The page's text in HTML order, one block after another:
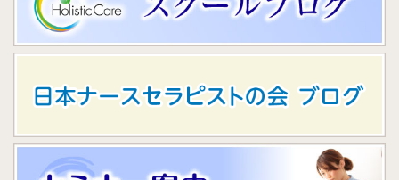
自分の力が引き出せるように思える
アロマテラピートリートメントの初回の施術は、初対面と
いうこともあり、トリートメント中は身体も心の両面で緊
張が抜けきらない感じがありました。しかし、細やかなコ
ンサルテーションをしていただけたので安心できました。